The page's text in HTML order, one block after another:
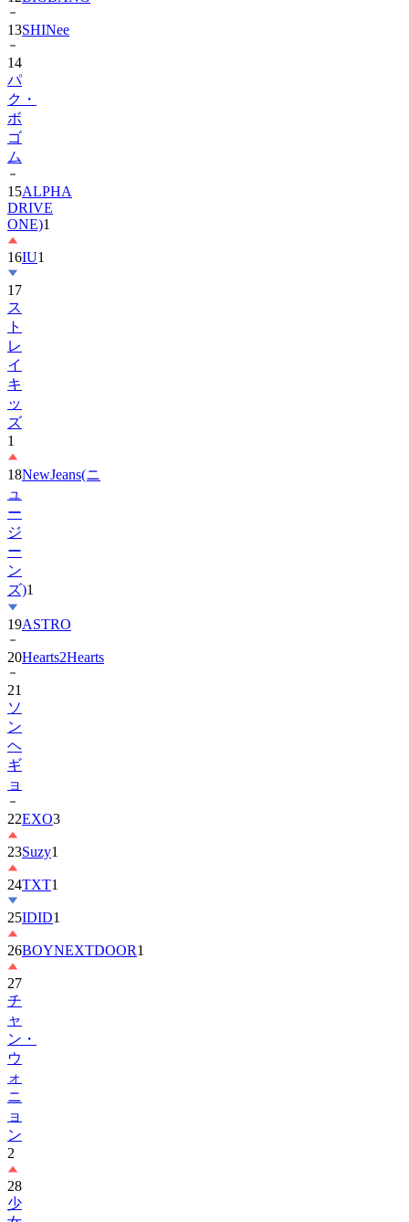
14
パ
ク・
ボ
ゴ
ム
15
DRIVE
ONE)1
16IU1
17
ス
ト
レ
イ
キ
ッ
ズ
1
18
ュ
ー
ジ
ー
ン
ズ)
19ASTRO
20Hearts2Hearts
21
ソ
ン
ヘ
ギ
ョ
22
23Suzy1
24TXT1
25IDID1
26BOYNEXTDOOR
27
チ
ャ
ン・
ウ
ォ
ニ
ョ
ン
2
28
少
女
时